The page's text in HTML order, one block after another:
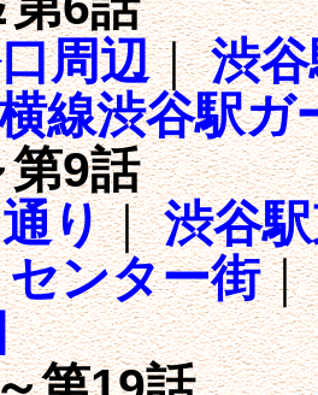
周辺｜渋
線渋谷駅ガ
第9話
り｜渋谷
センター街